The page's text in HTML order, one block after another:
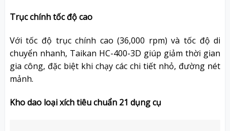
Trục chính tốc độ cao
Với tốc độ trục chính cao (36,000 rpm) và tốc độ di
chuyển nhanh, Taikan HC-400-3D giúp giảm thời gian
gia công, đặc biệt khi chạy các chi tiết nhỏ, đường nét
mảnh.
Kho dao loại xích tiêu chuẩn 21 dụng cụ